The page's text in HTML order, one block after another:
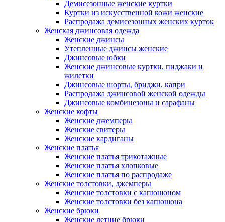
Демисезонные женские куртки
Куртки из искусственной кожи женские
Распродажа демисезонных женских курток
Женская джинсовая одежда
Женские джинсы
Утепленные джинсы женские
Джинсовые юбки
Женские джинсовые куртки, пиджаки и
жилетки
Джинсовые шорты, бриджи, капри
Распродажа джинсовой женской одежды
Джинсовые комбинезоны и сарафаны
Женские кофты
Женские джемперы
Женские свитеры
Женские кардиганы
Женские платья
Женские платья трикотажные
Женские платья хлопковые
Женские платья по распродаже
Женские толстовки, джемперы
Женские толстовки с капюшоном
Женские толстовки без капюшона
Женские брюки
Женские летние брюки